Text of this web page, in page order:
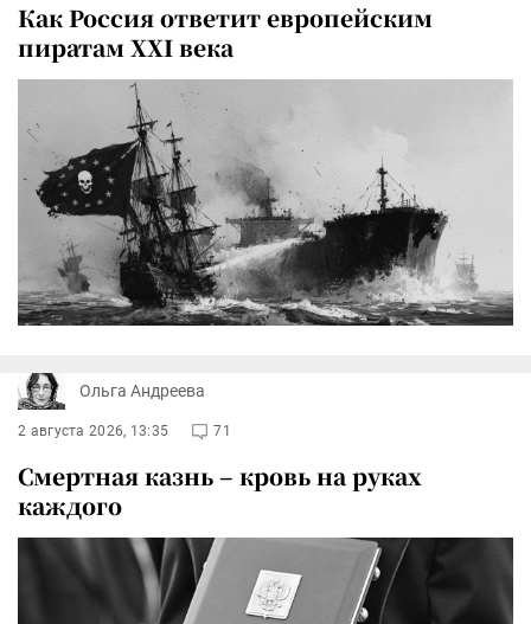
Как Россия ответит европейским
пиратам XXI века
Ольга Андреева
2 августа 2026, 13:35 71
Смертная казнь – кровь на руках
каждого